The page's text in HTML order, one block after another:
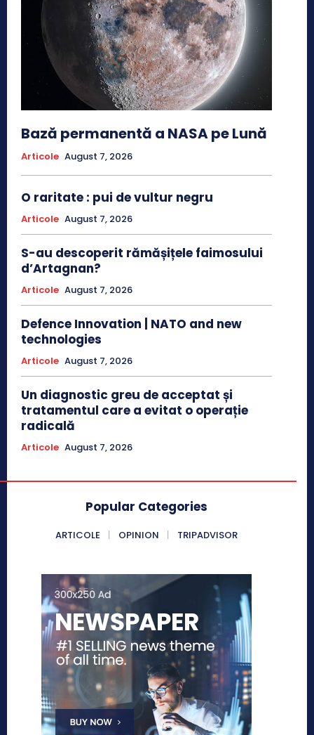
Bază permanentă a NASA pe Lună
Articole August 7, 2026
O raritate : pui de vultur negru
Articole August 7, 2026
S-au descoperit rămășițele faimosului
d’Artagnan?
Articole August 7, 2026
Defence Innovation | NATO and new
technologies
Articole August 7, 2026
Un diagnostic greu de acceptat și
tratamentul care a evitat o operație
radicală
Articole August 7, 2026
Popular Categories
ARTICOLE OPINION TRIPADVISOR